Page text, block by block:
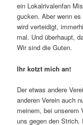
ein Lokalrivalenfan
gucken. Aber wenn
wird verteidigt,
mal. Und überhaupt,
Wir sind die Guten.
Ihr kotzt mich an!
Der etwas andere
anderen Verein auch
meinem, bei unserem
uns gegen den Strich.